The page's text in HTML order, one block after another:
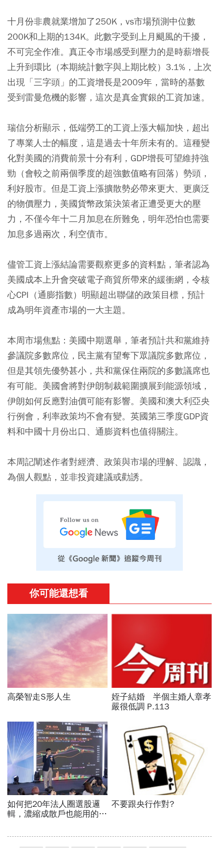
十月份非農就業增加了250K，vs市場預測中位數
200K和上期的134K。此數字受到上月颶風的干擾，
不可完全作准。真正令市場感受到壓力的是時薪增長
上升到環比（本期統計數字與上期比較）3.1%，上次
出現「三字頭」的工資增長是2009年，當時的基數
受到雷曼危機的影響，這次是真金實銀的工資加速。
瑞信分析顯示，低端勞工的工資上漲大幅加快，超出
了專業人士的幅度，這是過去十年所未有的。這種變
化對美國的消費前景十分有利，GDP增長可望維持強
勁（會較之前兩個季度的超強數值略有回落）勢頭，
利好股市。但是工資上漲擴散勢必帶來更大、更廣泛
的物價壓力，美國貨幣政策決策者正遭受更大的壓
力，不僅今年十二月加息在所難免，明年恐怕也需要
加息多過兩次，利空債市。
儘管工資上漲結論需要觀察更多的資料點，筆者認為
美國成本上升會突破電子商貿所帶來的緩衝網，令核
心CPI（通膨指數）明顯超出聯儲的政策目標，預計
成為明年資產市場的一大主題。
本周市場焦點：美國中期選舉，筆者預計共和黨維持
參議院多數席位，民主黨有望奪下眾議院多數席位，
但是其領先優勢甚小，共和黨保住兩院的多數議席也
有可能。美國會將對伊朗制裁範圍擴展到能源領域，
伊朗如何反應對油價可能有影響。美國和澳大利亞央
行例會，利率政策均不會有變。英國第三季度GDP資
料和中國十月份出口、通膨資料也值得關注。
本周記闡述作者對經濟、政策與市場的理解、認識，
為個人觀點，並非投資建議或勸誘。